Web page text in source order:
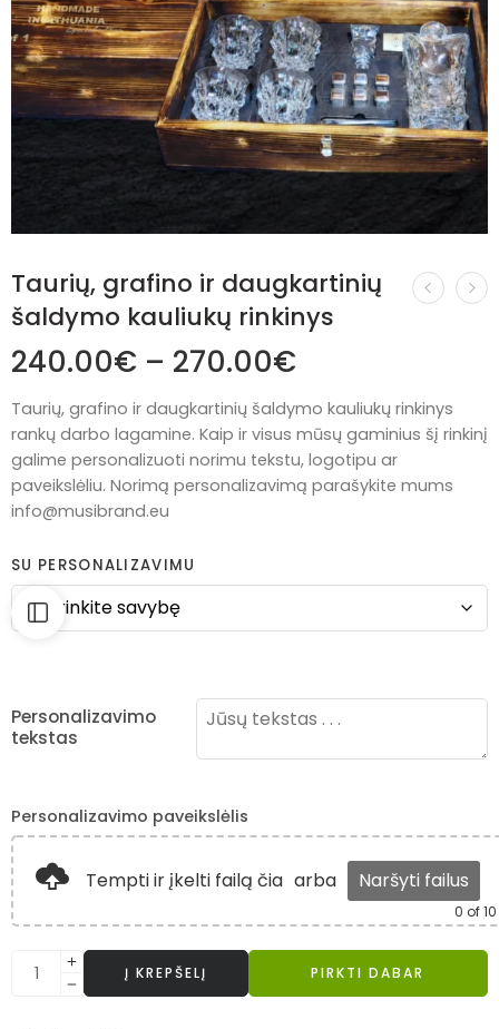
Taurių, grafino ir daugkartinių
šaldymo kauliukų rinkinys
240.00€ – 270.00€
Taurių, grafino ir daugkartinių šaldymo kauliukų rinkinys
rankų darbo lagamine. Kaip ir visus mūsų gaminius šį rinkinį
galime personalizuoti norimu tekstu, logotipu ar
paveikslėliu. Norimą personalizavimą parašykite mums
info@musibrand.eu
SU PERSONALIZAVIMU
Personalizavimo
tekstas
Personalizavimo paveikslėlis
Tempti ir įkelti failą čia arba Naršyti failus
0 of 10
Į KREPŠELĮ PIRKTI DABAR